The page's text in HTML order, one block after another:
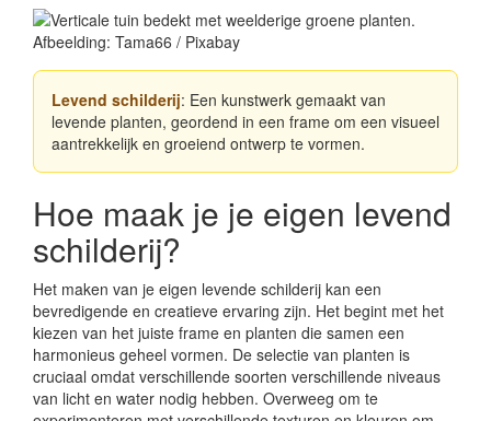
Afbeelding: Tama66 / Pixabay
Levend schilderij: Een kunstwerk gemaakt van
levende planten, geordend in een frame om een visueel
aantrekkelijk en groeiend ontwerp te vormen.
Hoe maak je je eigen levend
schilderij?
Het maken van je eigen levende schilderij kan een
bevredigende en creatieve ervaring zijn. Het begint met het
kiezen van het juiste frame en planten die samen een
harmonieus geheel vormen. De selectie van planten is
cruciaal omdat verschillende soorten verschillende niveaus
van licht en water nodig hebben. Overweeg om te